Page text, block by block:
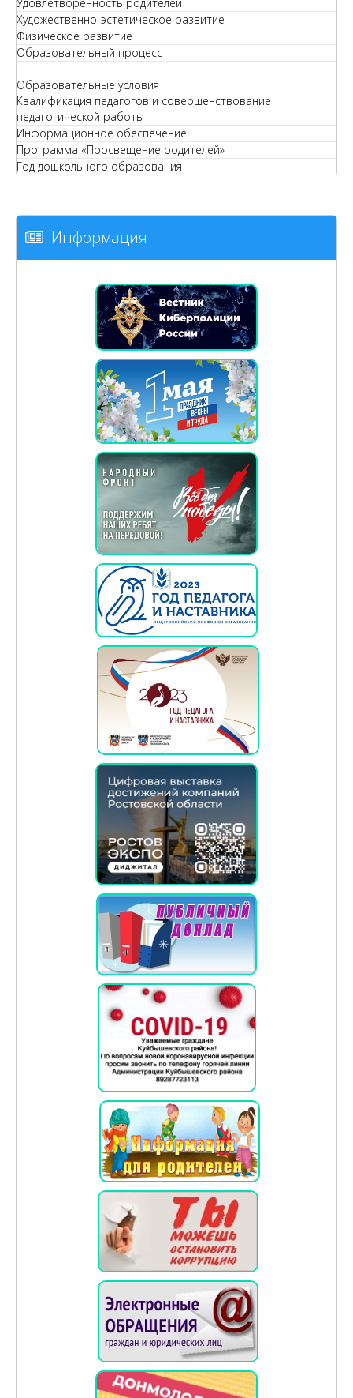
Художественно-эстетическое развитие
Физическое развитие
Образовательный процесс
Образовательные условия
Квалификация педагогов и совершенствование
педагогической работы
Информационное обеспечение
Программа «Просвещение родителей»
Год дошкольного образования
Информация